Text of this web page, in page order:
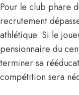
Pour le club phare
recrutement
athlétique. Si le
pensionnaire du
terminer sa
compétition sera